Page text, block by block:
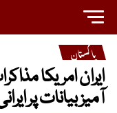
پاکستان
ایران امریکا
آمیز بیانات پر